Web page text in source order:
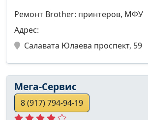
Ремонт Brother: принтеров, МФУ
Адрес:
Салавата Юлаева проспект, 59
Мега-Сервис
8 (917) 794-94-19